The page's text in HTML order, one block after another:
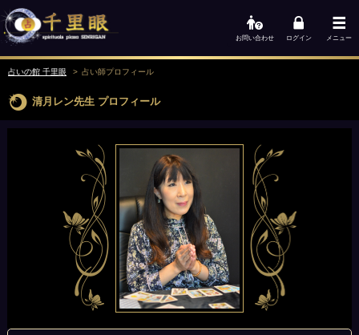
お問い合わせ ログイン メニュー
占いの館 千里眼 占い師プロフィール
清月レン先生 プロフィール